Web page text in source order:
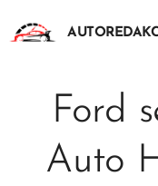
Ford
Auto